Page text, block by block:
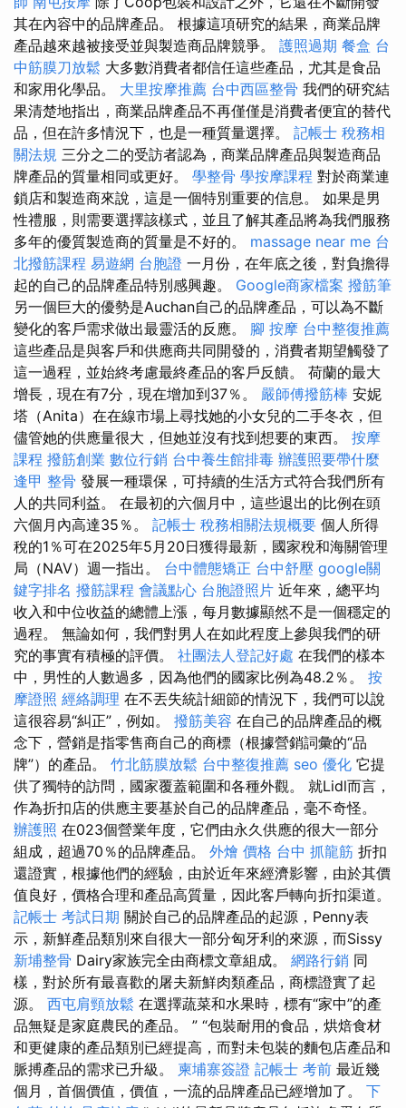
其在內容中的品牌產品。 根據這項研究的結果，商業品牌
產品越來越被接受並與製造商品牌競爭。 護照過期 餐盒 台
中筋膜刀放鬆 大多數消費者都信任這些產品，尤其是食品
和家用化學品。 大里按摩推薦 台中西區整骨 我們的研究結
果清楚地指出，商業品牌產品不再僅僅是消費者便宜的替代
品，但在許多情況下，也是一種質量選擇。 記帳士 稅務相
關法規 三分之二的受訪者認為，商業品牌產品與製造商品
牌產品的質量相同或更好。 學整骨 學按摩課程 對於商業連
鎖店和製造商來說，這是一個特別重要的信息。 如果是男
性禮服，則需要選擇該樣式，並且了解其產品將為我們服務
多年的優質製造商的質量是不好的。 massage near me 台
北撥筋課程 易遊網 台胞證 一月份，在年底之後，對負擔得
起的自己的品牌產品特別感興趣。 Google商家檔案 撥筋筆
另一個巨大的優勢是Auchan自己的品牌產品，可以為不斷
變化的客戶需求做出最靈活的反應。 腳 按摩 台中整復推薦
這些產品是與客戶和供應商共同開發的，消費者期望觸發了
這一過程，並始終考慮最終產品的客戶反饋。 荷蘭的最大
增長，現在有7分，現在增加到37％。 嚴師傅撥筋棒 安妮
塔（Anita）在在線市場上尋找她的小女兒的二手冬衣，但
儘管她的供應量很大，但她並沒有找到想要的東西。 按摩
課程 撥筋創業 數位行銷 台中養生館排毒 辦護照要帶什麼
逢甲 整骨 發展一種環保，可持續的生活方式符合我們所有
人的共同利益。 在最初的六個月中，這些退出的比例在頭
六個月內高達35％。 記帳士 稅務相關法規概要 個人所得
稅的1％可在2025年5月20日獲得最新，國家稅和海關管理
局（NAV）週一指出。 台中體態矯正 台中舒壓 google關
鍵字排名 撥筋課程 會議點心 台胞證照片 近年來，總平均
收入和中位收益的總體上漲，每月數據顯然不是一個穩定的
過程。 無論如何，我們對男人在如此程度上參與我們的研
究的事實有積極的評價。 社團法人登記好處 在我們的樣本
中，男性的人數過多，因為他們的國家比例為48.2％。 按
摩證照 經絡調理 在不丟失統計細節的情況下，我們可以說
這很容易“糾正”，例如。 撥筋美容 在自己的品牌產品的概
念下，營銷是指零售商自己的商標（根據營銷詞彙的“品
牌”）的產品。 竹北筋膜放鬆 台中整復推薦 seo 優化 它提
供了獨特的訪問，國家覆蓋範圍和各種外觀。 就Lidl而言，
作為折扣店的供應主要基於自己的品牌產品，毫不奇怪。
辦護照 在023個營業年度，它們由永久供應的很大一部分
組成，超過70％的品牌產品。 外燴 價格 台中 抓龍筋 折扣
還證實，根據他們的經驗，由於近年來經濟影響，由於其價
值良好，價格合理和產品高質量，因此客戶轉向折扣渠道。
記帳士 考試日期 關於自己的品牌產品的起源，Penny表
示，新鮮產品類別來自很大一部分匈牙利的來源，而Sissy
新埔整骨 Dairy家族完全由商標文章組成。 網路行銷 同
樣，對於所有最喜歡的屠夫新鮮肉類產品，商標證實了起
源。 西屯肩頸放鬆 在選擇蔬菜和水果時，標有“家中”的產
品無疑是家庭農民的產品。 ” “包裝耐用的食品，烘焙食材
和更健康的產品類別已經提高，而對未包裝的麵包店產品和
脈搏產品的需求已升級。 柬埔寨簽證 記帳士 考前 最近幾
個月，首個價值，價值，一流的品牌產品已經增加了。 下